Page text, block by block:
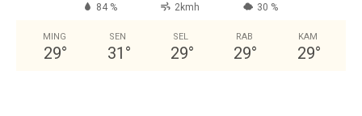
84 % 2kmh 30 %
MING
29°
SEN
31 °
SEL
29°
RAB
29°
KAM
29°